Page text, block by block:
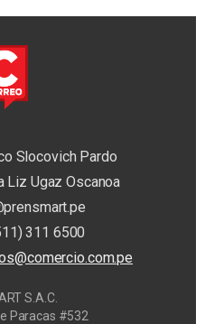
Slocovich Pardo
Liz Ugaz Oscanoa
311 6500
S.A.C.
Paracas #532